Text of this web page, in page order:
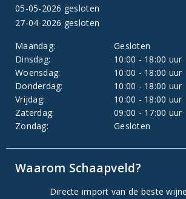
05-05-2026 gesloten
27-04-2026 gesloten
Maandag:
Gesloten
Dinsdag:
10:00 - 18:00 uur
Woensdag:
10:00 - 18:00 uur
Donderdag:
10:00 - 18:00 uur
Vrijdag:
10:00 - 18:00 uur
Zaterdag:
09:00 - 17:00 uur
Zondag:
Gesloten
Waarom Schaapveld?
Directe import van de beste